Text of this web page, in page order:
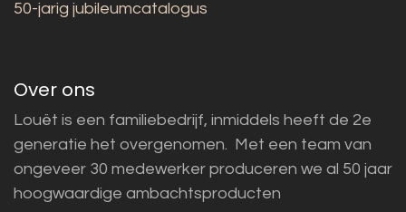
50-jarig jubileumcatalogus
Over ons
Louët is een familiebedrijf, inmiddels heeft de 2e
generatie het overgenomen. Met een team van
ongeveer 30 medewerker produceren we al 50 jaar
hoogwaardige ambachtsproducten